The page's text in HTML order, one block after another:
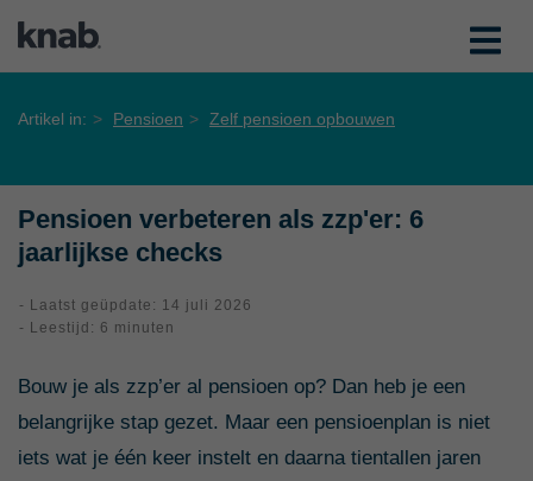
Artikel in: Pensioen Zelf pensioen opbouwen
Pensioen verbeteren als zzp'er: 6
jaarlijkse checks
- Laatst geüpdate: 14 juli 2026
- Leestijd: 6 minuten
Bouw je als zzp’er al pensioen op? Dan heb je een
belangrijke stap gezet. Maar een pensioenplan is niet
iets wat je één keer instelt en daarna tientallen jaren